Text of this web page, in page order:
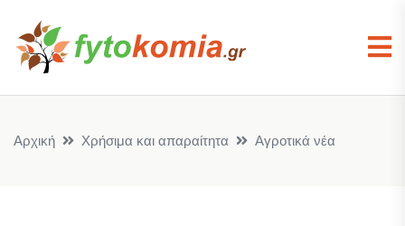
Αρχική Χρήσιμα και απαραίτητα Αγροτικά νέα